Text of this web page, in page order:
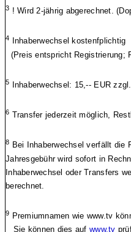
3 ! Wird 2-jährig abgerechnet.
4
Inhaberwechsel kostenfplichtig
(Preis entspricht Registrierung;
5 Inhaberwechsel: 15,-- EUR
6 Transfer jederzeit möglich,
8 Bei Inhaberwechsel verfällt die
Jahresgebühr wird sofort in
Inhaberwechsel oder Transfers
berechnet.
9 Premiumnamen wie www.tv
Sie können dies auf www.tv